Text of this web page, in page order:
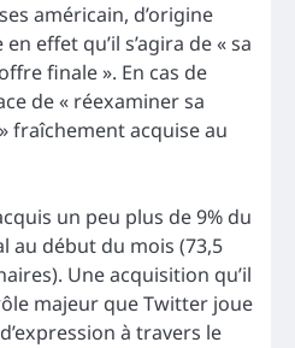
américain, d’origine
effet qu’il s’agira de « sa
finale ». En cas de
de « réexaminer sa
fraîchement acquise au
un peu plus de 9% du
au début du mois (73,5
Une acquisition qu’il
majeur que Twitter joue
à travers le